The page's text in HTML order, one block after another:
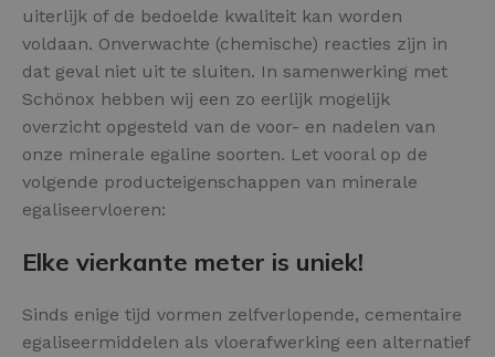
uiterlijk of de bedoelde kwaliteit kan worden
voldaan. Onverwachte (chemische) reacties zijn in
dat geval niet uit te sluiten. In samenwerking met
Schönox hebben wij een zo eerlijk mogelijk
overzicht opgesteld van de voor- en nadelen van
onze minerale egaline soorten. Let vooral op de
volgende producteigenschappen van minerale
egaliseervloeren:
Elke vierkante meter is uniek!
Sinds enige tijd vormen zelfverlopende, cementaire
egaliseermiddelen als vloerafwerking een alternatief